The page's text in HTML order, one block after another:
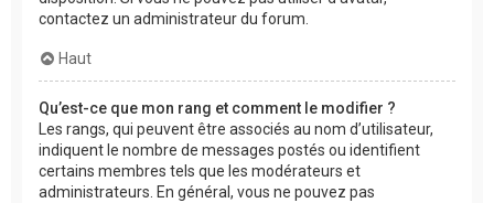
contactez un administrateur du forum.
Haut
Qu’est-ce que mon rang et comment le modifier ?
Les rangs, qui peuvent être associés au nom d’utilisateur,
indiquent le nombre de messages postés ou identifient
certains membres tels que les modérateurs et
administrateurs. En général, vous ne pouvez pas